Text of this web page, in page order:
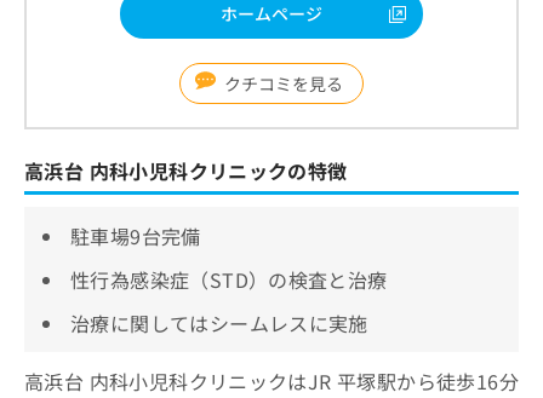
ホームページ
クチコミを見る
高浜台 内科小児科クリニックの特徴
駐車場9台完備
性行為感染症（STD）の検査と治療
治療に関してはシームレスに実施
高浜台 内科小児科クリニックはJR 平塚駅から徒歩16分